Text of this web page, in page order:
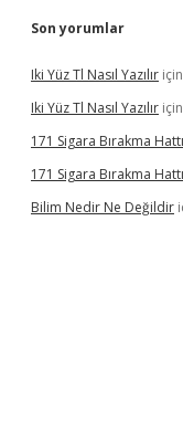
Son yorumlar
Iki Yüz Tl Nasıl Yazılır için
Iki Yüz Tl Nasıl Yazılır için
171 Sigara Bırakma
171 Sigara Bırakma
Bilim Nedir Ne Değildir